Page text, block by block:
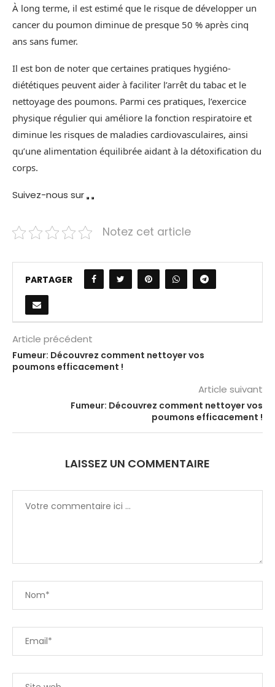
À long terme, il est estimé que le risque de développer un
cancer du poumon diminue de presque 50 % après cinq
ans sans fumer.
Il est bon de noter que certaines pratiques hygiéno-
diététiques peuvent aider à faciliter l’arrêt du tabac et le
nettoyage des poumons. Parmi ces pratiques, l’exercice
physique régulier qui améliore la fonction respiratoire et
diminue les risques de maladies cardiovasculaires, ainsi
qu’une alimentation équilibrée aidant à la détoxification du
corps.
Suivez-nous sur
Notez cet article
PARTAGER
Article précédent
Fumeur: Découvrez comment nettoyer vos
poumons efficacement !
Article suivant
Fumeur: Découvrez comment nettoyer vos
poumons efficacement !
LAISSEZ UN COMMENTAIRE